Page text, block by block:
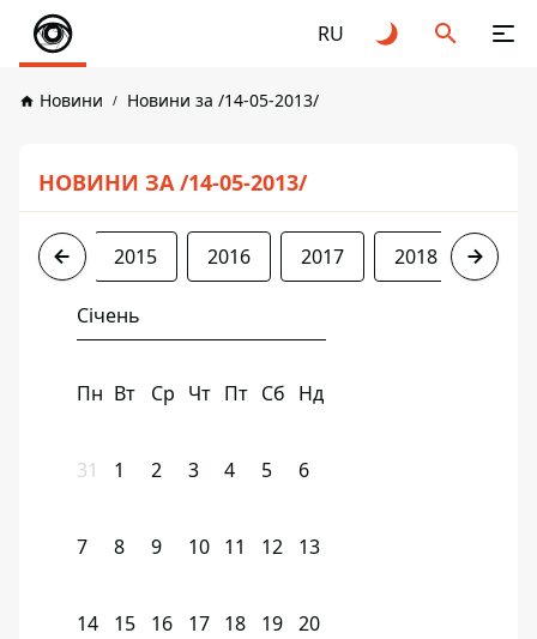
RU
Новини Новини за /14-05-2013/
НОВИНИ ЗА /14-05-2013/
2013 2015 2016 2017 2018 2019
Січень
Пн Вт Ср Чт Пт Сб Нд
31 1 2 3 4 5 6
7 8 9 10 11 12 13
14 15 16 17 18 19 20